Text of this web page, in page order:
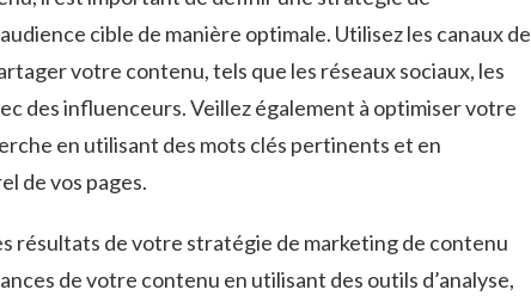
cible de manière optimale. Utilisez les canaux de
votre‌ contenu, tels que les réseaux sociaux,⁤ les
des influenceurs. Veillez également à optimiser ⁤votre
en⁤ utilisant des mots clés pertinents et en
de vos pages.
résultats de votre⁣ stratégie de marketing de contenu
​de votre contenu en ⁤utilisant des⁢ outils⁤ d’analyse,